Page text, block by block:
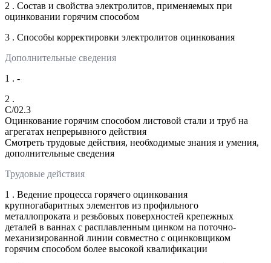
2 . Состав и свойства электролитов, применяемых при
оцинковании горячим способом
3 . Способы корректировки электролитов оцинкования
Дополнительные сведения
1 . -
2 .
C/02.3
Оцинкование горячим способом листовой стали и труб на
агрегатах непрерывного действия
Смотреть трудовые действия, необходимые знания и умения,
дополнительные сведения
Трудовые действия
1 . Ведение процесса горячего оцинкования
крупногабаритных элементов из профильного
металлопроката и резьбовых поверхностей крепежных
деталей в ваннах с расплавленным цинком на поточно-
механизированной линии совместно с оцинковщиком
горячим способом более высокой квалификации